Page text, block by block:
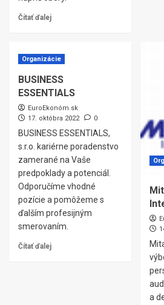
Čítať ďalej
Organizácie
BUSINESS
ESSENTIALS
EuroEkonóm.sk
17. októbra 2022
0
BUSINESS ESSENTIALS,
s.r.o. kariérne poradenstvo
zamerané na Vaše
predpoklady a potenciál.
Odporučíme vhodné
pozície a pomôžeme s
ďalším profesijným
smerovaním.
Čítať ďalej
a